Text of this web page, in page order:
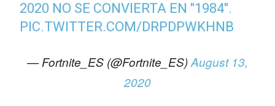
2020 NO SE CONVIERTA EN "1984".
PIC.TWITTER.COM/DRPDPWKHNB
— Fortnite_ES (@Fortnite_ES)August 13,
2020